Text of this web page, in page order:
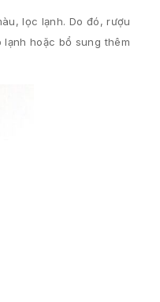
lọc lạnh. Do đó, rượu
hoặc bổ sung thêm